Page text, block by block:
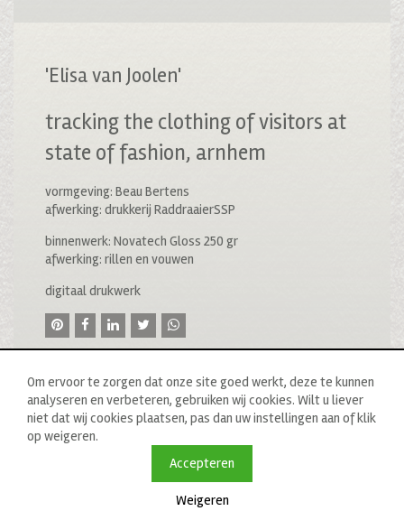
'Elisa van Joolen'
tracking the clothing of visitors at
state of fashion, arnhem
vormgeving: Beau Bertens
afwerking: drukkerij RaddraaierSSP
binnenwerk: Novatech Gloss 250 gr
afwerking: rillen en vouwen
digitaal drukwerk
© 2020 drukkerij raddraaier b.v., van ostadestraat 233b, 1073
tn amsterdam, t: 020 673 05 78, f: 020 676 71 00,
info@raddraaierssp.nl
Om ervoor te zorgen dat onze site goed werkt, deze te kunnen
analyseren en verbeteren, gebruiken wij cookies. Wilt u liever
niet dat wij cookies plaatsen, pas dan uw instellingen aan of klik
op weigeren.
Accepteren
Weigeren